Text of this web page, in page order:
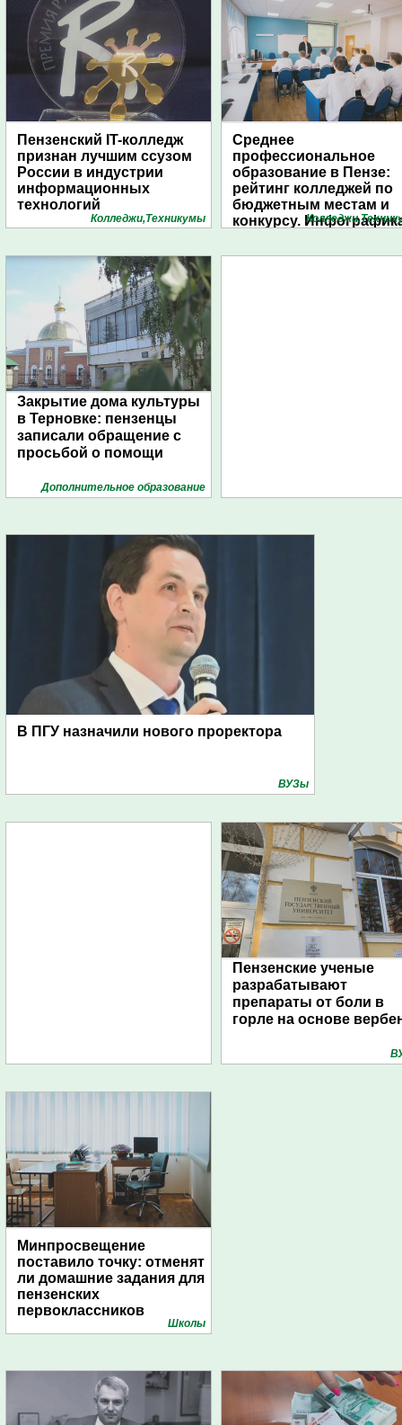
Пензенский IT-колледж
признан лучшим ссузом
России в индустрии
информационных
технологий
Колледжи,Техникумы
Среднее
профессиональное
образование в Пензе:
рейтинг колледжей по
бюджетным местам и
конкурсу.
Закрытие дома культуры
в Терновке: пензенцы
записали обращение с
просьбой о помощи
Дополнительное образование
В ПГУ назначили нового проректора
ВУЗы
Пензенские ученые
разрабатывают
препараты от боли в
горле на основе
Минпросвещение
поставило точку: отменят
ли домашние задания для
пензенских
первоклассников
Школы